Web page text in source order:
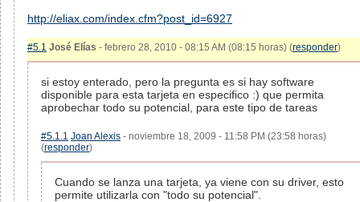
http://eliax.com/index.cfm?post_id=6927
#5.1 José Elías - febrero 28, 2010 - 08:15 AM (08:15 horas) (responder)
si estoy enterado, pero la pregunta es si hay software
disponible para esta tarjeta en especifico :) que permita
aprobechar todo su potencial, para este tipo de tareas
#5.1.1 Joan Alexis - noviembre 18, 2009 - 11:58 PM (23:58 horas)
(responder)
Cuando se lanza una tarjeta, ya viene con su driver, esto
permite utilizarla con "todo su potencial".